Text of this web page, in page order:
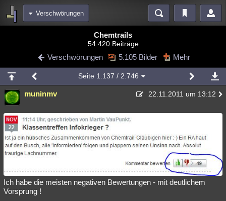
Verschwörungen
Diskussionen Blogs Videos
Chat Wiki Neuigkeiten
meine Rubriken
Menschen Wissenschaft Mystery Kriminalfälle
Spiritualität Verschwörungen Technologie
Natur Umfragen Unterhaltung
weitere Rubriken
Esoterik Literatur
Astronomie Helpdesk Gruppen Gaming Filme
Chemtrails
54.420 Beiträge
Verschwörungen 5.105 Bilder Mehr
Seite 1.137 / 2.746
muninmv 22.11.2011 um 13:12
Ich habe die meisten negativen Bewertungen - mit deutlichem
Vorsprung !